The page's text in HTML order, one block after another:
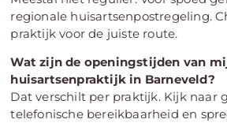
regionale huisartsenpostregeling.
praktijk voor de juiste route.
Wat zijn de openingstijden van
huisartsenpraktijk in Barneveld?
Dat verschilt per praktijk. Kijk naar
telefonische bereikbaarheid en